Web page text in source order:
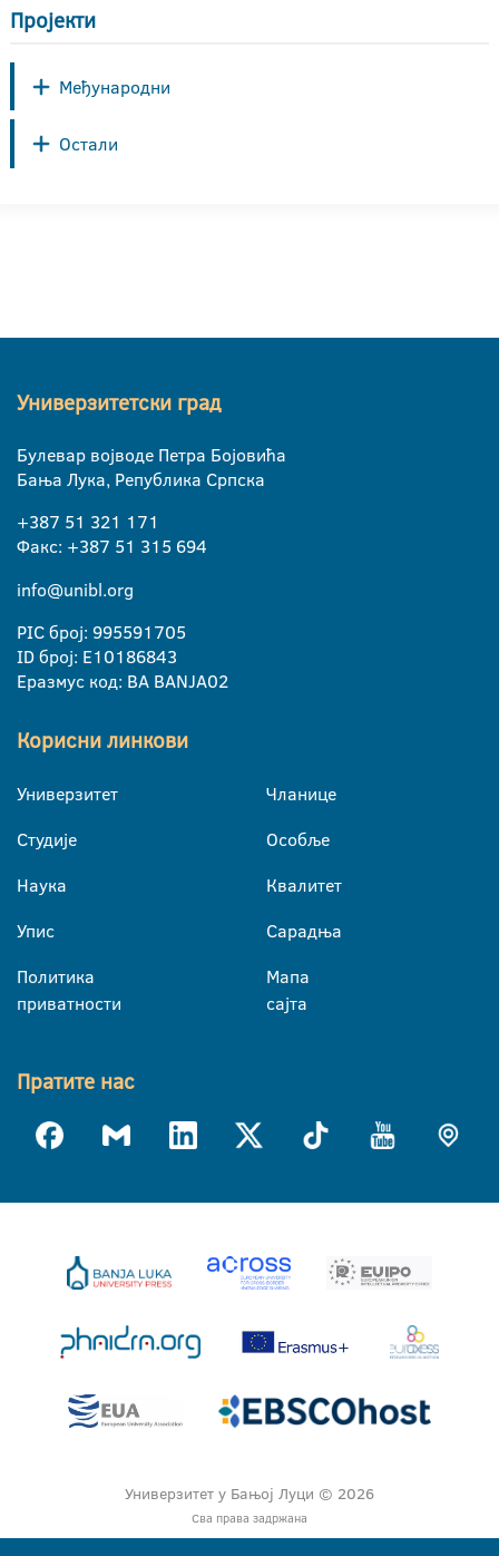
Пројекти
Међународни
Остали
Универзитетски град
Булевар војводе Петра Бојовића
Бања Лука, Република Српска
+387 51 321 171
Факс: +387 51 315 694
info@unibl.org
PIC број: 995591705
ID број: E10186843
Еразмус код: BA BANJA02
Корисни линкови
Универзитет
Студије
Наука
Упис
Политика
приватности
Чланице
Особље
Квалитет
Сарадња
Мапа
сајта
Пратите нас
Универзитет у Бањој Луци © 2026
Сва права задржана